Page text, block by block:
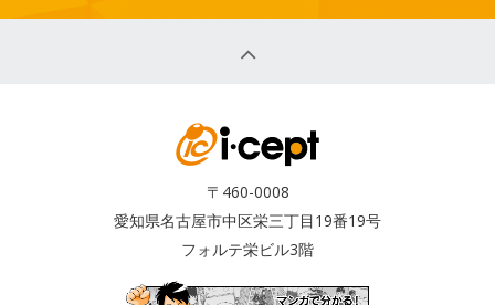
〒460-0008
愛知県名古屋市中区栄三丁目19番19号
フォルテ栄ビル3階